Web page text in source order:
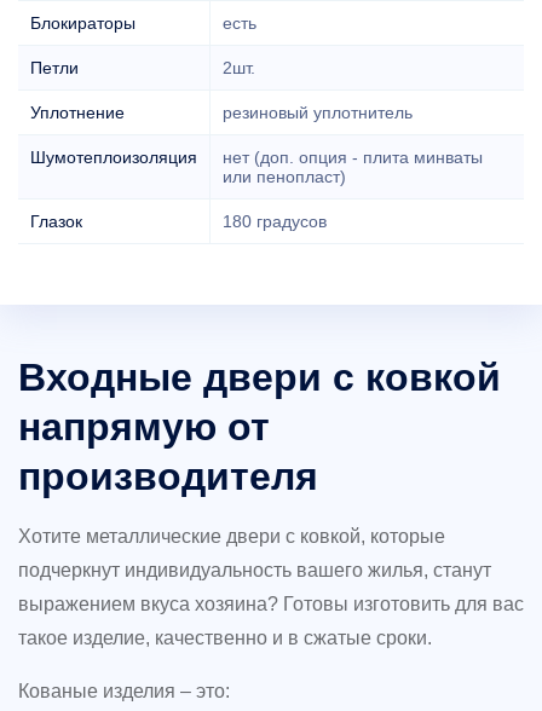
Блокираторы есть
Петли 2шт.
Уплотнение резиновый уплотнитель
Шумотеплоизоляция
нет (доп. опция - плита минваты
или пенопласт)
Глазок 180 градусов
Входные двери с ковкой
напрямую от
производителя
Хотите металлические двери с ковкой, которые
подчеркнут индивидуальность вашего жилья, станут
выражением вкуса хозяина? Готовы изготовить для вас
такое изделие, качественно и в сжатые сроки.
Кованые изделия – это: